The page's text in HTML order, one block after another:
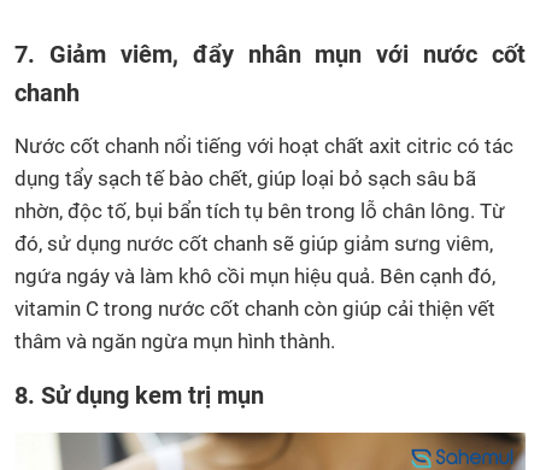
7. Giảm viêm, đẩy nhân mụn với nước cốt
chanh
Nước cốt chanh nổi tiếng với hoạt chất axit citric có tác
dụng tẩy sạch tế bào chết, giúp loại bỏ sạch sâu bã
nhờn, độc tố, bụi bẩn tích tụ bên trong lỗ chân lông. Từ
đó, sử dụng nước cốt chanh sẽ giúp giảm sưng viêm,
ngứa ngáy và làm khô cồi mụn hiệu quả. Bên cạnh đó,
vitamin C trong nước cốt chanh còn giúp cải thiện vết
thâm và ngăn ngừa mụn hình thành.
8. Sử dụng kem trị mụn